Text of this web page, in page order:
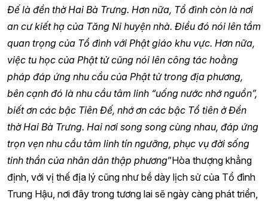
Đế là đền thờ Hai Bà Trưng. Hơn nữa, Tổ đình còn là nơi
an cư kiết hạ của Tăng Ni huyện nhà. Điều đó nói lên tầm
quan trọng của Tổ đình với Phật giáo khu vực. Hơn nữa,
việc tu học của Phật tử cũng nói lên công tác hoằng
pháp đáp ứng nhu cầu của Phật tử trong địa phương,
bên cạnh đó là nhu cầu tâm linh “uống nước nhớ nguồn”,
biết ơn các bậc Tiên Đế, nhớ ơn các bậc Tổ tiên ở Đền
thờ Hai Bà Trưng. Hai nơi song song cùng nhau, đáp ứng
trọn vẹn nhu cầu tâm linh tín ngưỡng, phục vụ đời sống
tinh thần của nhân dân thập phương”Hòa thượng khẳng
định, với vị thế địa lý cũng như bề dày lịch sử của Tổ đình
Trung Hậu, nơi đây trong tương lai sẽ ngày càng phát triển,